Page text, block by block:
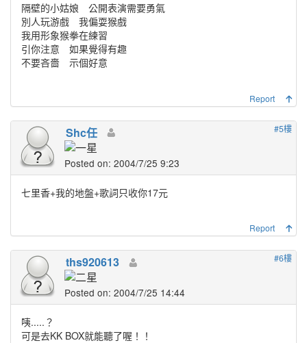
隔壁的小姑娘 公開表演需要勇氣
別人玩游戲 我偏耍猴戲
我用形象猴拳在練習
引你注意 如果覺得有趣
不要吝嗇 示個好意
Report
#5樓
Shc任
Posted on: 2004/7/25 9:23
七里香+我的地盤+歌詞只收你17元
Report
#6樓
ths920613
Posted on: 2004/7/25 14:44
咦.....？
可是去KK BOX就能聽了喔！！